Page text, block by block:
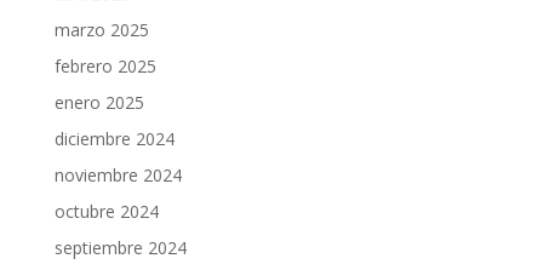
marzo 2025
febrero 2025
enero 2025
diciembre 2024
noviembre 2024
octubre 2024
septiembre 2024